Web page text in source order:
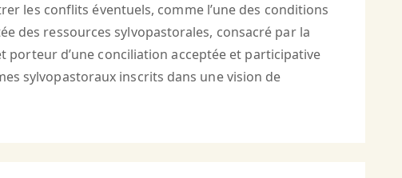
les conflits éventuels, comme l’une des conditions
des ressources sylvopastorales, consacré par la
porteur d’une conciliation acceptée et participative
sylvopastoraux inscrits dans une vision de